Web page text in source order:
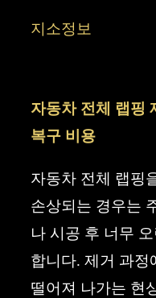
지소정보
자동차 전체 랩핑
복구 비용
자동차 전체 랩핑
손상되는 경우는
나 시공 후 너무
합니다. 제거 과정
떨어져 나가는 현